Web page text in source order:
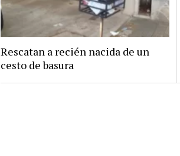
Rescatan a recién nacida de un
cesto de basura